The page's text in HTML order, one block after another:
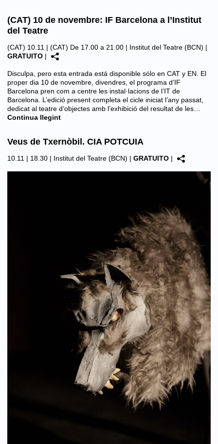
(CAT) 10 de novembre: IF Barcelona a l’Institut
del Teatre
(CAT) 10.11 | (CAT) De 17.00 a 21.00 | Institut del Teatre (BCN) |
GRATUITO |
Disculpa, pero esta entrada está disponible sólo en CAT y EN. El
proper dia 10 de novembre, divendres, el programa d’IF
Barcelona pren com a centre les instal·lacions de l’IT de
Barcelona. L’edició present completa el cicle iniciat l’any passat,
dedicat al teatre d’objectes amb l’exhibició del resultat de les…
Continua llegint
Veus de Txernòbil. CIA POTCUIA
10.11 | 18.30 | Institut del Teatre (BCN) | GRATUITO |